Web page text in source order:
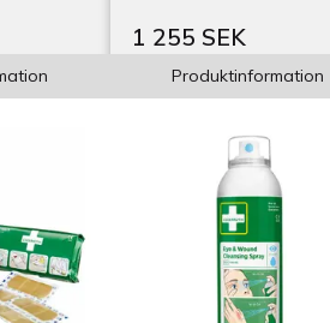
1 255 SEK
Produktinformation